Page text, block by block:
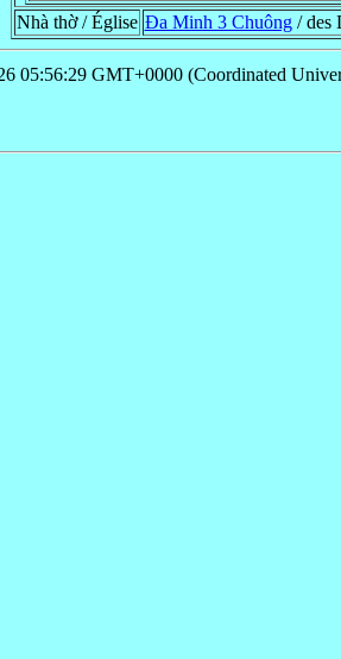
Nhà thờ / Église Ða Minh 3 Chuông/ des
05:56:29 GMT+0000 (Coordinated